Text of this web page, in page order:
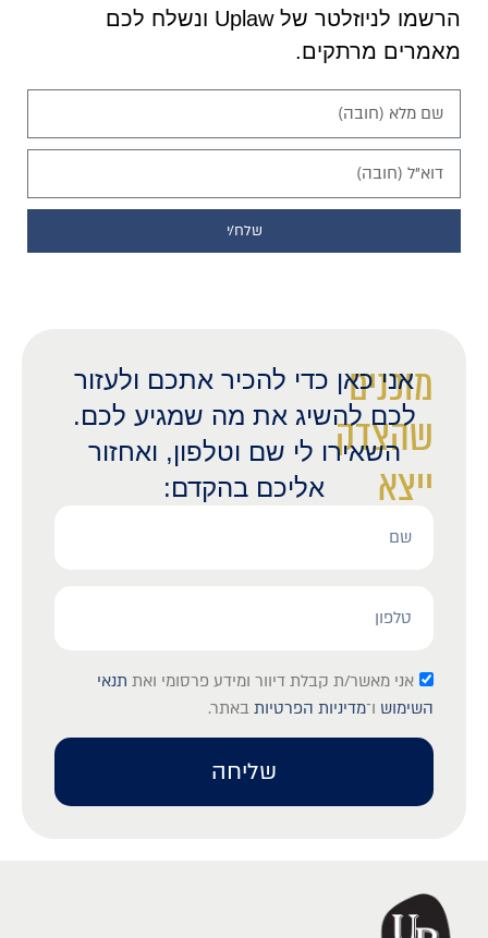
הרשמו לניוזלטר של Uplaw ונשלח לכם
מאמרים מרתקים.
שלח/י
מוכנים
שהצדק
ייצא
לאור?
אני כאן כדי להכיר אתכם ולעזור
לכם להשיג את מה שמגיע לכם.
השאירו לי שם וטלפון, ואחזור
אליכם בהקדם:
אני מאשר/ת קבלת דיוור ומידע פרסומי ואת תנאי
השימוש ו־מדיניות הפרטיות באתר.
שליחה